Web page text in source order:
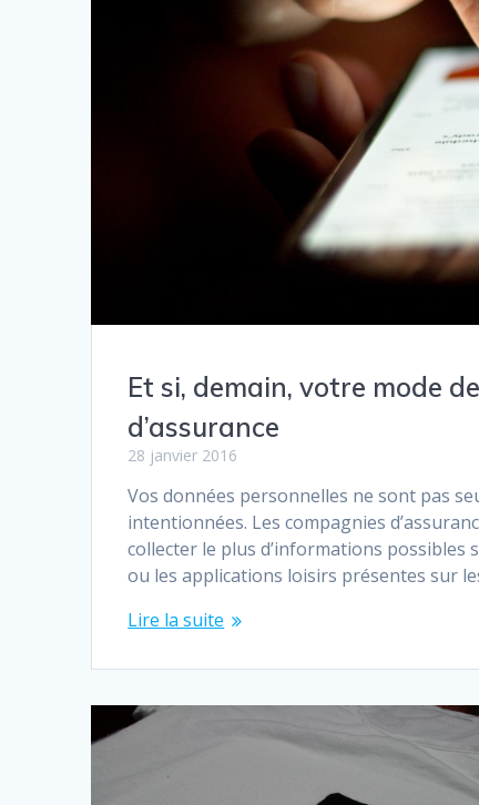
Et si, demain, votre mode
d’assurance
28 janvier 2016
Vos données personnelles ne sont pas
intentionnées. Les compagnies
collecter le plus d’informations possibles
ou les applications loisirs présentes sur
Lire la suite